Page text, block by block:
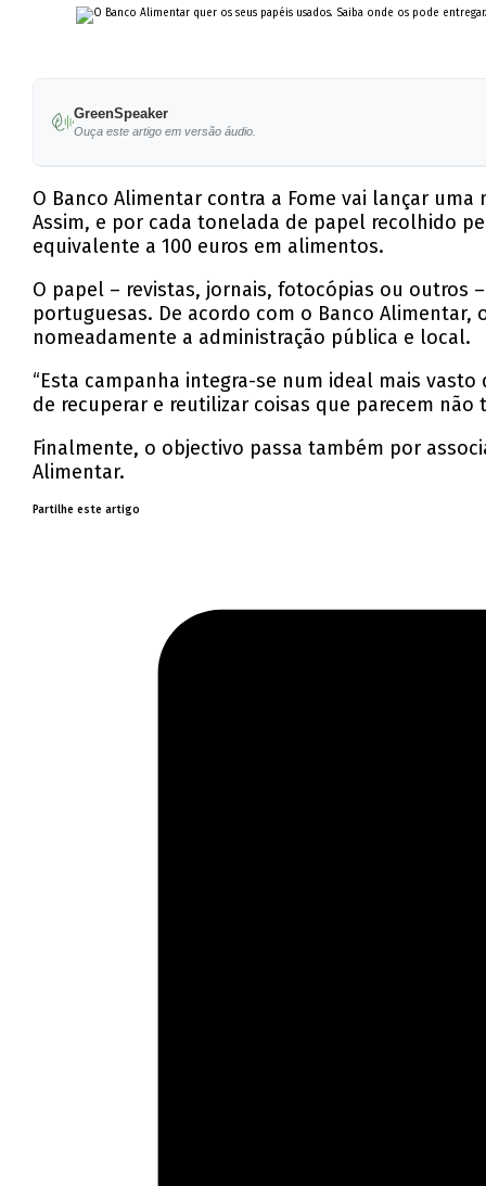
GreenSpeaker
Ouça este artigo em versão áudio.
O Banco Alimentar contra a Fome vai lançar
Assim, e por cada tonelada de papel recolhido
equivalente a 100 euros em alimentos.
O papel – revistas, jornais, fotocópias ou outros
portuguesas. De acordo com o Banco
nomeadamente a administração pública e local.
“Esta campanha integra-se num ideal mais
de recuperar e reutilizar coisas que parecem
Finalmente, o objectivo passa também por
Alimentar.
Partilhe este artigo